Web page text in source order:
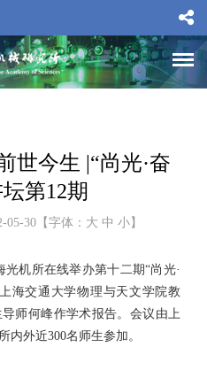
世今生 |“尚光·奋
第12期
30【字体： 大 中 小 】
机所在线举办第十二期“尚光·
海交通大学物理与天文学院教
师何峰作学术报告。会议由上
内外近300名师生参加。